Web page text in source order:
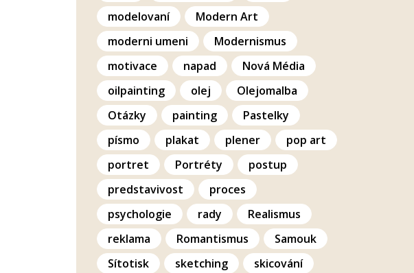
modelovaní
Modern Art
moderni umeni
Modernismus
motivace
napad
Nová Média
oilpainting
olej
Olejomalba
Otázky
painting
Pastelky
písmo
plakat plener
pop art
portret
Portréty
postup
predstavivost
proces
psychologie
rady
Realismus
reklama
Romantismus
Samouk
Sítotisk
sketching
skicování